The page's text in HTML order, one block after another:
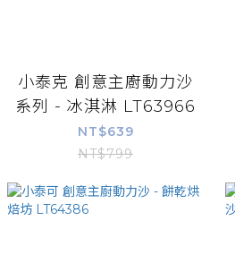
小泰克 創意主廚動力沙
系列 - 冰淇淋 LT63966
NT$639
NT$799